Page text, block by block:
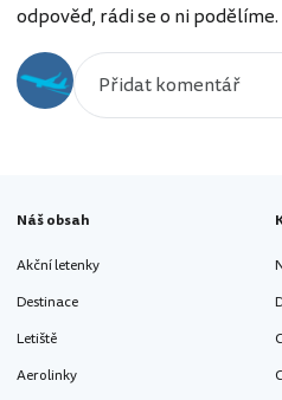
odpověď, rádi se o ni podělíme.
Náš obsah
Akční letenky
Destinace
Letiště
Aerolinky